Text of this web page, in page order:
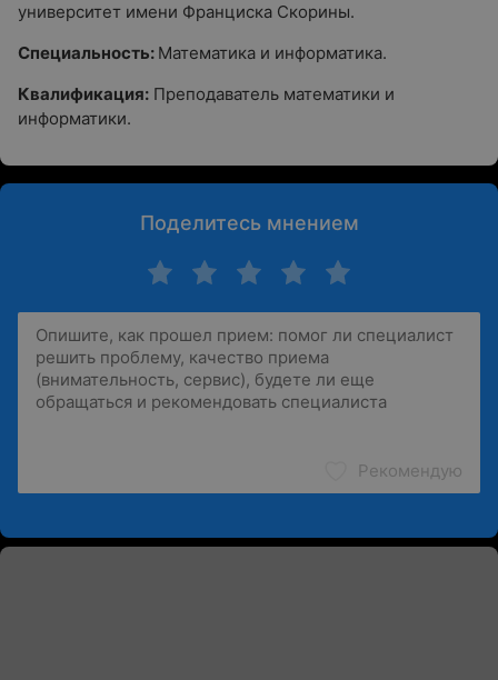
университет имени Франциска Скорины.
Специальность: Математика и информатика.
Квалификация: Преподаватель математики и
информатики.
Поделитесь мнением
Рекомендую